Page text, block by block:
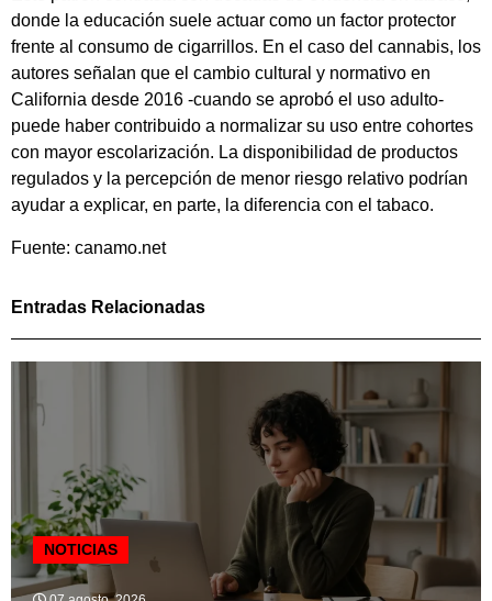
donde la educación suele actuar como un factor protector
frente al consumo de cigarrillos. En el caso del cannabis, los
autores señalan que el cambio cultural y normativo en
California desde 2016 -cuando se aprobó el uso adulto-
puede haber contribuido a normalizar su uso entre cohortes
con mayor escolarización. La disponibilidad de productos
regulados y la percepción de menor riesgo relativo podrían
ayudar a explicar, en parte, la diferencia con el tabaco.
Fuente: canamo.net
Entradas Relacionadas
NOTICIAS